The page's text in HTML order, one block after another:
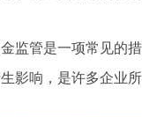
监管是一项常见的
影响，是许多企业所